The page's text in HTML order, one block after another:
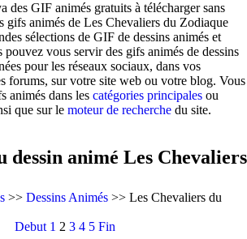
des GIF animés gratuits à télécharger sans
gifs animés de Les Chevaliers du Zodiaque
sélections de GIF de dessins animés et
pouvez vous servir des gifs animés de dessins
pour les réseaux sociaux, dans vos
forums, sur votre site web ou votre blog. Vous
animés dans les catégories principales ou
que sur le moteur de recherche du site.
dessin animé Les Chevaliers
>> Dessins Animés >> Les Chevaliers du
Debut 1 2 3 4 5 Fin